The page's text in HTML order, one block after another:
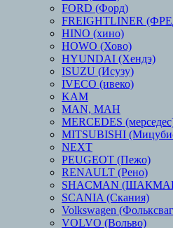
FORD (Форд)
FREIGHTLINER
HINO (хино)
HOWO (Хово)
HYUNDAI (Хендэ)
ISUZU (Исузу)
IVECO (ивеко)
KAM
MAN, МАН
MERCEDES
MITSUBISHI
NEXT
PEUGEOT (Пежо)
RENAULT (Рено)
SHACMAN
SCANIA (Скания)
Volkswagen
VOLVO (Вольво)